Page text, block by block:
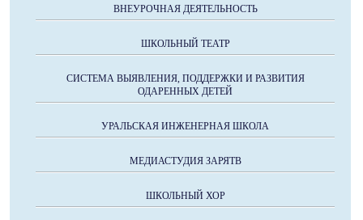
ВНЕУРОЧНАЯ ДЕЯТЕЛЬНОСТЬ
ШКОЛЬНЫЙ ТЕАТР
СИСТЕМА ВЫЯВЛЕНИЯ, ПОДДЕРЖКИ И РАЗВИТИЯ
ОДАРЕННЫХ ДЕТЕЙ
УРАЛЬСКАЯ ИНЖЕНЕРНАЯ ШКОЛА
МЕДИАСТУДИЯ ЗАРЯТВ
ШКОЛЬНЫЙ ХОР